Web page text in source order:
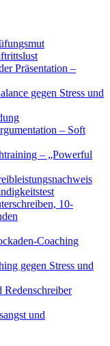
Präsentation –
gegen Stress und
– Soft
– „Powerful
10-
Coaching
gegen Stress und
Redenschreiber
und